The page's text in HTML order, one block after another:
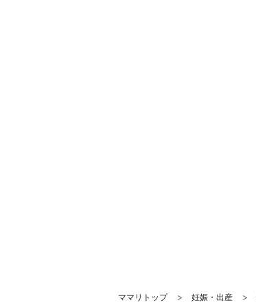
ママリトップ 妊娠・出産